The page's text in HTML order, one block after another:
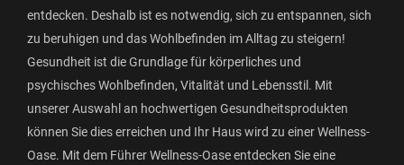
entdecken. Deshalb ist es notwendig, sich zu entspannen, sich
zu beruhigen und das Wohlbefinden im Alltag zu steigern!
Gesundheit ist die Grundlage für körperliches und
psychisches Wohlbefinden, Vitalität und Lebensstil. Mit
unserer Auswahl an hochwertigen Gesundheitsprodukten
können Sie dies erreichen und Ihr Haus wird zu einer Wellness-
Oase. Mit dem Führer Wellness-Oase entdecken Sie eine